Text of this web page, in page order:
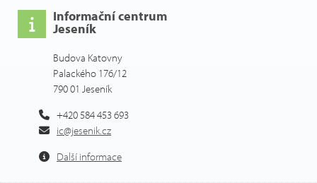
Informační centrum
Jeseník
Budova Katovny
Palackého 176/12
790 01 Jeseník
+420 584 453 693
ic@jesenik.cz
Další informace